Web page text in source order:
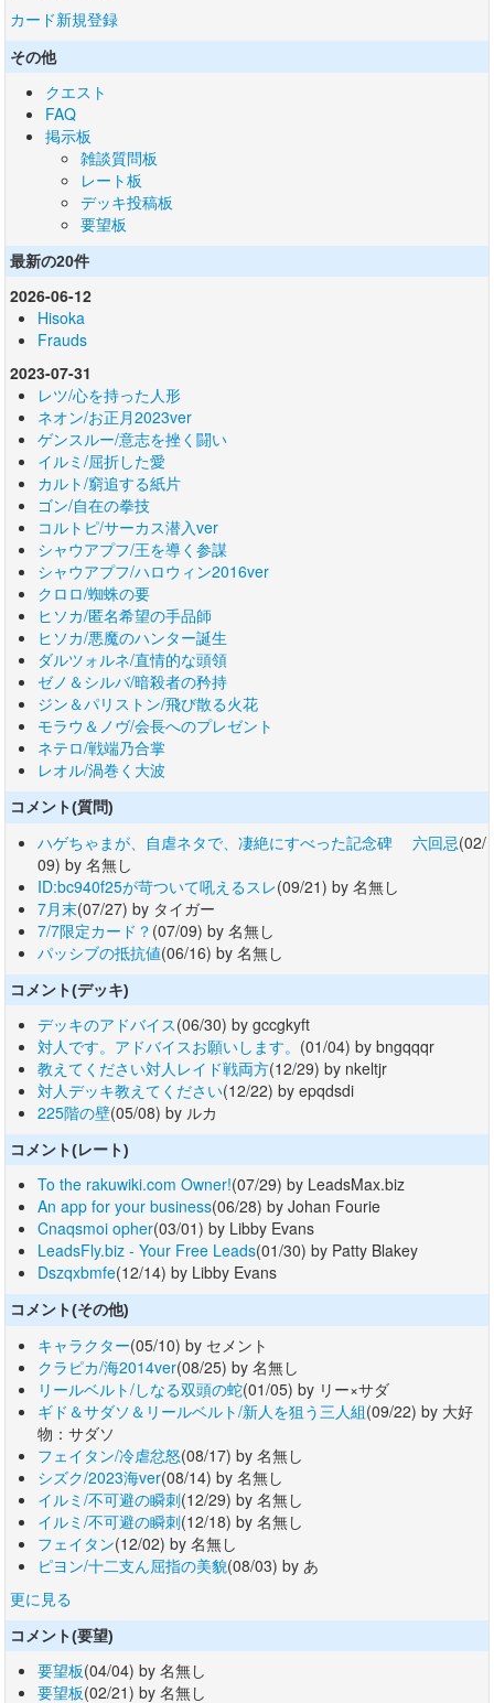
カード新規登録
その他
クエスト
FAQ
掲示板
雑談質問板
レート板
デッキ投稿板
要望板
最新の20件
2026-06-12
Hisoka
Frauds
2023-07-31
レツ/心を持った人形
ネオン/お正月2023ver
ゲンスルー/意志を挫く闘い
イルミ/屈折した愛
カルト/窮追する紙片
ゴン/自在の拳技
コルトピ/サーカス潜入ver
シャウアプフ/王を導く参謀
シャウアプフ/ハロウィン2016ver
クロロ/蜘蛛の要
ヒソカ/匿名希望の手品師
ヒソカ/悪魔のハンター誕生
ダルツォルネ/直情的な頭領
ゼノ＆シルバ/暗殺者の矜持
ジン＆パリストン/飛び散る火花
モラウ＆ノヴ/会長へのプレゼント
ネテロ/戦端乃合掌
レオル/渦巻く大波
コメント(質問)
ハゲちゃまが、自虐ネタで、凄絶にすべった記念碑 六回忌(02/
09) by 名無し
ID:bc940f25が苛ついて吼えるスレ(09/21) by 名無し
7月末(07/27) by タイガー
7/7限定カード？ (07/09) by 名無し
パッシブの抵抗値(06/16) by 名無し
コメント(デッキ)
デッキのアドバイス(06/30) by gccgkyft
対人です。アドバイスお願いします。 (01/04) by bngqqqr
教えてください対人レイド戦両方(12/29) by nkeltjr
対人デッキ教えてください(12/22) by epqdsdi
225階の壁(05/08) by ルカ
コメント(レート)
To the rakuwiki.com Owner!(07/29) by LeadsMax.biz
An app for your business(06/28) by Johan Fourie
Cnaqsmoi opher(03/01) by Libby Evans
LeadsFly.biz - Your Free Leads(01/30) by Patty Blakey
Dszqxbmfe(12/14) by Libby Evans
コメント(その他)
キャラクター(05/10) by セメント
クラピカ/海2014ver(08/25) by 名無し
リールベルト/しなる双頭の蛇(01/05) by リー×サダ
ギド＆サダソ＆リールベルト/新人を狙う三人組(09/22) by 大好
物：サダソ
フェイタン/冷虐忿怒(08/17) by 名無し
シズク/2023海ver(08/14) by 名無し
イルミ/不可避の瞬刺(12/29) by 名無し
イルミ/不可避の瞬刺(12/18) by 名無し
フェイタン(12/02) by 名無し
ピヨン/十二支ん屈指の美貌(08/03) by あ
更に見る
コメント(要望)
要望板(04/04) by 名無し
要望板(02/21) by 名無し